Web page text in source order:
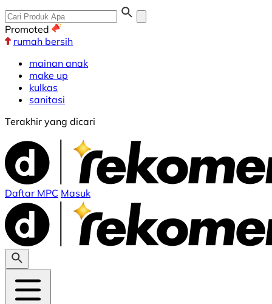
Promoted
rumah bersih
mainan anak
make up
kulkas
sanitasi
Terakhir yang dicari
Daftar MPC Masuk